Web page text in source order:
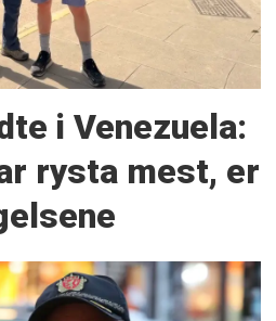
i Venezuela:
rysta mest, er